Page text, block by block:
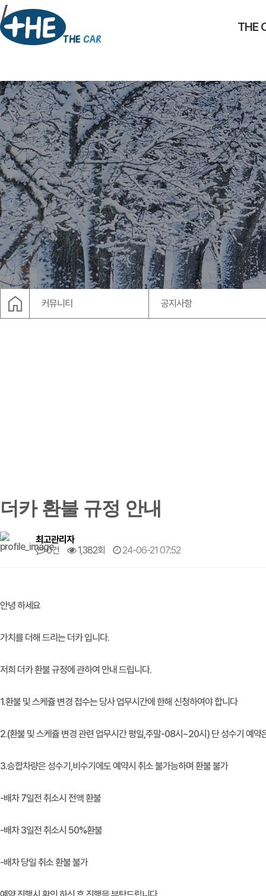
/ THE
home 커뮤니티 공지사항
더카 환불 규정 안내
최고관리자
0건
1,382회 24-06-21 07:52
안녕 하세요
가치를 더해 드리는 더카 입니다.
저희 더카 환불 규정에 관하여 안내 드립니다.
1.환불 및 스케쥴 변경 접수는 당사 업무시간에 한해 신청하여야 합니다
2.(환불 및 스케쥴 변경 관련 업무시간 평일,주말-08시~20시) 단 성수기 예약
3.승합차량은 성수기,비수기에도 예약시 취소 불가능하며 환불 불가
-배차 7일전 취소시 전액 환불
-배차 3일전 취소시 50%환불
-배차 당일 취소 환불 불가